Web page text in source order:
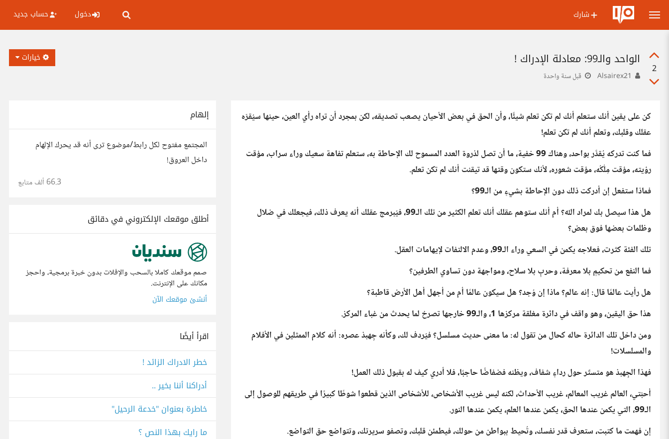
شارك دخول حساب جديد
2
الواحد والـ99: معادلة الإدراك !
قبل سنة واحدة
خيارات
كن على يقين أنك ستعلم أنك لم تكن تعلم شيئًا، وأن الحق في بعض الأحيان يصعب تصديقه، لكن بمجرد أن تراه رأي العين، حينها سيُقرّه
عقلك وقلبك، وتعلم أنك لم تكن تعلم!
فما كنت تدركه يُقدَّر بواحد، وهناك 99 خفية، ما أن تصل لذروة العدد المسموح لك الإحاطة به، ستعلم تفاهة سعيك وراء سراب، مؤقت
رؤيته، مؤقت مِلْكُه، مؤقت شعوره، لأنك ستكون وقتها قد تيقنت أنك لم تكن تعلم.
فماذا ستفعل إن أدركت ذلك دون الإحاطة بشيءٍ من الـ99؟
هل هذا سيصل بك لمراد الله؟ أم أنك ستوهم عقلك أنك تعلم الكثير من تلك الـ99، فيُبرمج عقلك أنه يعرف ذلك، فيجعلك في ضلال
وظلمات بعضها فوق بعض؟
تلك الفئة كثرت، فعلاجه يكمن في السعي وراء الـ99، وعدم الالتفات لإيهامات العقل.
فما النفع من تحكيمٍ بلا معرفة، وحربٍ بلا سلاح، ومواجهة دون تساوي الطرفين؟
هل رأيت عالمًا قال: إنه عالم؟ ماذا إن وُجد؟ هل سيكون عالمًا أم من أجهل أهل الأرض قاطبة؟
هذا حق اليقين، وهو واقف في دائرة مغلقة مركزها 1، والـ99 خارجها تصرخ لما يحدث من غباء المركز.
ومن داخل تلك الدائرة حاله كحال من تقول له: ما معنى حديث مسلسل؟ فيُردف لك، وكأنه جِهبذ عصره: أنه كلام الممثلين في الأفلام
والمسلسلات!
فهذا الجِهبذ هو متستّر حول رداءٍ شفاف، ويظنه فضفاضًا حاجبًا، فلا أدري كيف له بقبول ذلك العمل!
أحبّتي، العالم غريب المعالم، غريب الأحداث، لكنه ليس غريب الأشخاص، للأشخاص الذين قطعوا شوطًا كبيرًا في طريقهم للوصول إلى
الـ99، التي يكمن عندها الحق، يكمن عندها العلم، يكمن عندها النور.
إن فهمت ما كتبت، ستعرف قدر نفسك، وتُحيط ببواطن من حولك، فيطمئن قلبك، وتصفو سريرتك، وتتواضع حق التواضع.
إلهام
المجتمع مفتوح لكل رابط/موضوع ترى أنه قد يحرك الإلهام
داخل العروق!
66.3 ألف متابع
أطلق موقعك الإلكتروني في دقائق
صمم موقعك كاملا بالسحب والإفلات بدون خبرة برمجية، واحجز
مكانك على الإنترنت.
أنشئ موقعك الآن
اقرأ أيضًا
خطر الادراك الزائد !
أدراكنا أننا بخير ..
خاطرة بعنوان "خدعة الرحيل"
ما رايك بهذا النص ؟